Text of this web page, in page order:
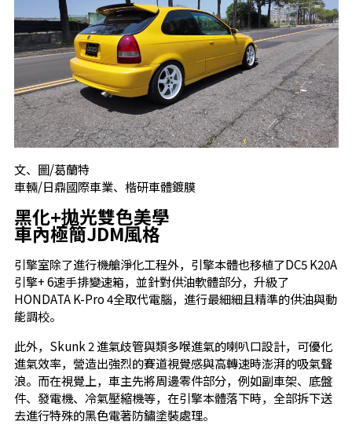
文、圖/葛蘭特
車輛/日鼎國際車業、楷研車體鍍膜
黑化+拋光雙色美學
車內極簡JDM風格
引擎室除了進行機艙淨化工程外，引擎本體也移植了DC5 K20A
引擎+ 6速手排變速箱，並針對供油軟體部分，升級了
HONDATA K-Pro 4全取代電腦，進行最細細且精準的供油與動
能調校。
此外，Skunk 2 進氣歧管與類多喉進氣的喇叭口設計，可優化
進氣效率，營造出強烈的賽道視覺感與高轉速時澎湃的吸氣聲
浪。而在視覺上，車主先將周邊零件部分，例如副車架、底盤
件、發電機、冷氣壓縮機等，在引擎本體落下時，全部拆下送
去進行特殊的黑色電著防鏽塗裝處理。